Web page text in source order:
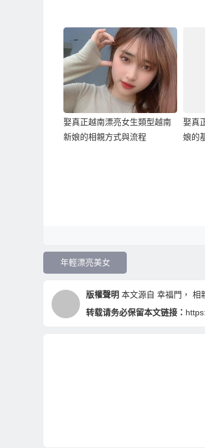
娶真正越南漂亮女生類型越南
新娘的相親方式與流程
娶真
娘的
年輕漂亮美女
版權聲明 本文源自 幸福門 ， 相
转载请务必保留本文链接：